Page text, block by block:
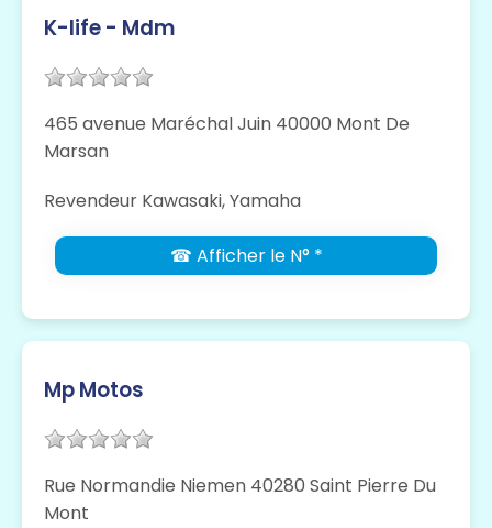
K-life - Mdm
465 avenue Maréchal Juin 40000 Mont De
Marsan
Revendeur Kawasaki, Yamaha
☎ Afficher le N° *
Mp Motos
Rue Normandie Niemen 40280 Saint Pierre Du
Mont